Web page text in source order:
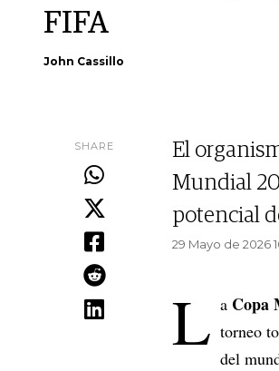
FIFA
John Cassillo
SHARE
El
Mundial
potencial
29 Mayo de 2026
L a Copa
torneo
del